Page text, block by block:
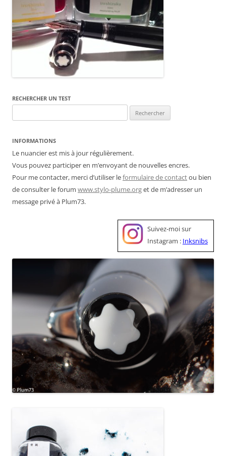
RECHERCHER UN TEST
INFORMATIONS
Le nuancier est mis à jour régulièrement.
Vous pouvez participer en m’envoyant de nouvelles encres.
Pour me contacter, merci d’utiliser leformulaire de contactou bien
de consulter le forum www.stylo-plume.orget de m’adresser un
message privé à Plum73.
Suivez-moi sur
Instagram : Inksnibs